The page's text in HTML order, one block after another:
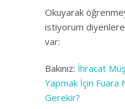
Okuyarak
istiyorum
var:
Bakınız: İhracat
Yapmak İçin Fuara
Gerekir?